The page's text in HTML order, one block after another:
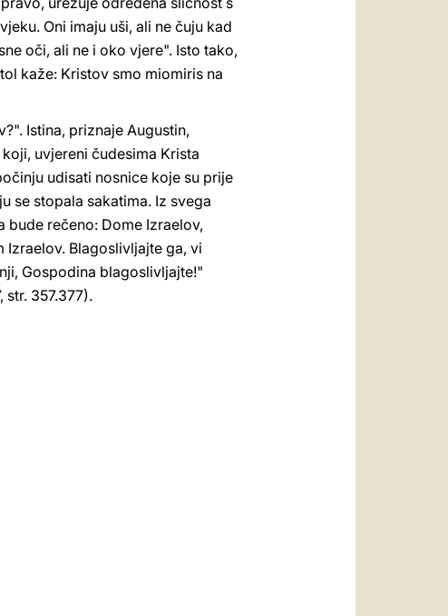
Oni imaju uši, ali ne čuju kad
oči, ali ne i oko vjere". Isto tako,
kaže: Kristov smo miomiris na
Istina, priznaje Augustin,
uvjereni čudesima Krista
udisati nosnice koje su prije
se stopala sakatima. Iz svega
bude rečeno: Dome Izraelov,
Blagoslivljajte ga, vi
Gospodina blagoslivljajte!"
str. 357.377).